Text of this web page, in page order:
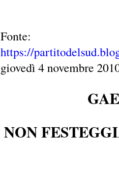
Fonte:
https://
giovedì 4 novembre
NON